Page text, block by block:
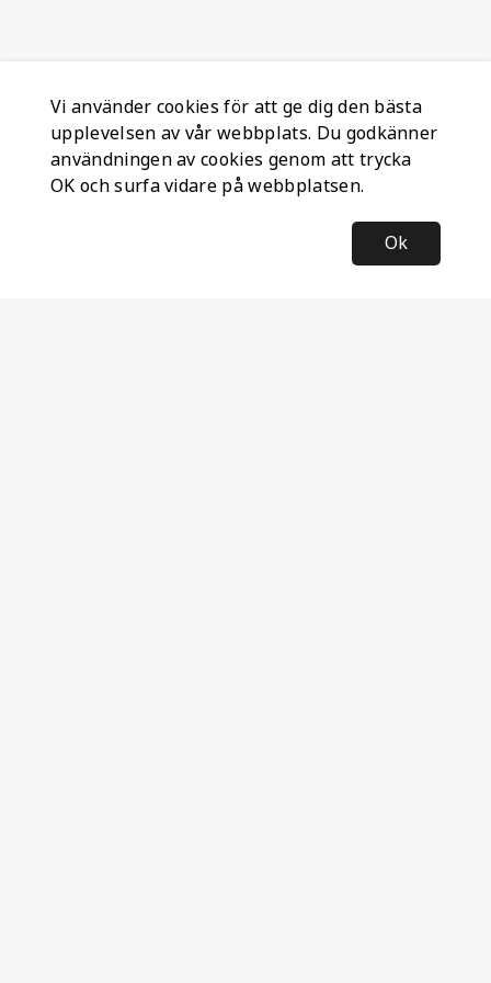
Vi använder cookies för att ge dig den bästa
upplevelsen av vår webbplats. Du godkänner
användningen av cookies genom att trycka
OK och surfa vidare på webbplatsen.
Ok